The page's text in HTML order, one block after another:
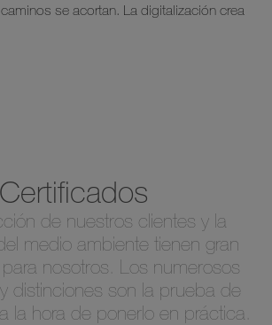
se acortan. La digitalización crea
Certificados
de nuestros clientes y la
medio ambiente tienen gran
nosotros. Los numerosos
distinciones son la prueba de
la hora de ponerlo en práctica.